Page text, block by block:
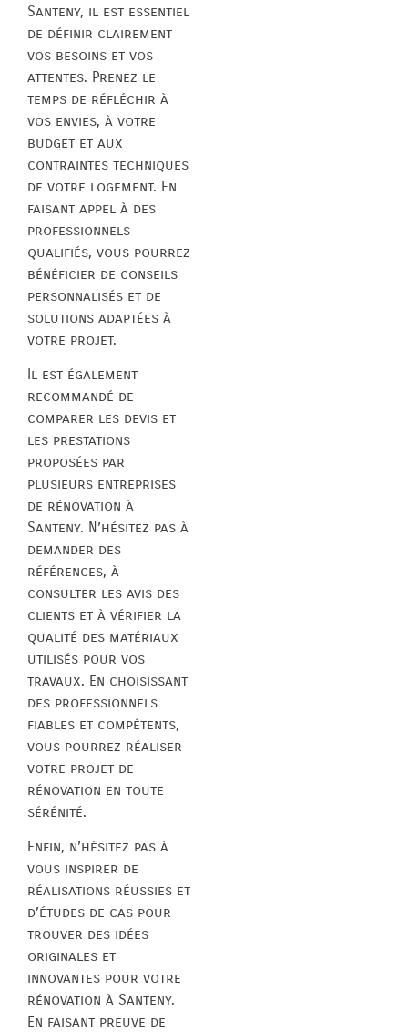
Santeny, il est essentiel
de définir clairement
vos besoins et vos
attentes. Prenez le
temps de réfléchir à
vos envies, à votre
budget et aux
contraintes techniques
de votre logement. En
faisant appel à des
professionnels
qualifiés, vous pourrez
bénéficier de conseils
personnalisés et de
solutions adaptées à
votre projet.
Il est également
recommandé de
comparer les devis et
les prestations
proposées par
plusieurs entreprises
de rénovation à
Santeny. N’hésitez pas à
demander des
références, à
consulter les avis des
clients et à vérifier la
qualité des matériaux
utilisés pour vos
travaux. En choisissant
des professionnels
fiables et compétents,
vous pourrez réaliser
votre projet de
rénovation en toute
sérénité.
Enfin, n’hésitez pas à
vous inspirer de
réalisations réussies et
d’études de cas pour
trouver des idées
originales et
innovantes pour votre
rénovation à Santeny.
En faisant preuve de